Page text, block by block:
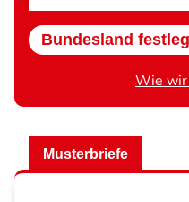
wählen
Bundesland
Wie wir
Musterbriefe